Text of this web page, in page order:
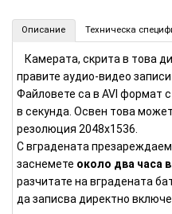
Описание Техническа
Камерата, скрита в това
правите аудио-видео
Файловете са в AVI формат
в секунда. Освен това
резолюция 2048х1536.
С вградената
заснемете около два часа
разчитате на вградената
да записва директно